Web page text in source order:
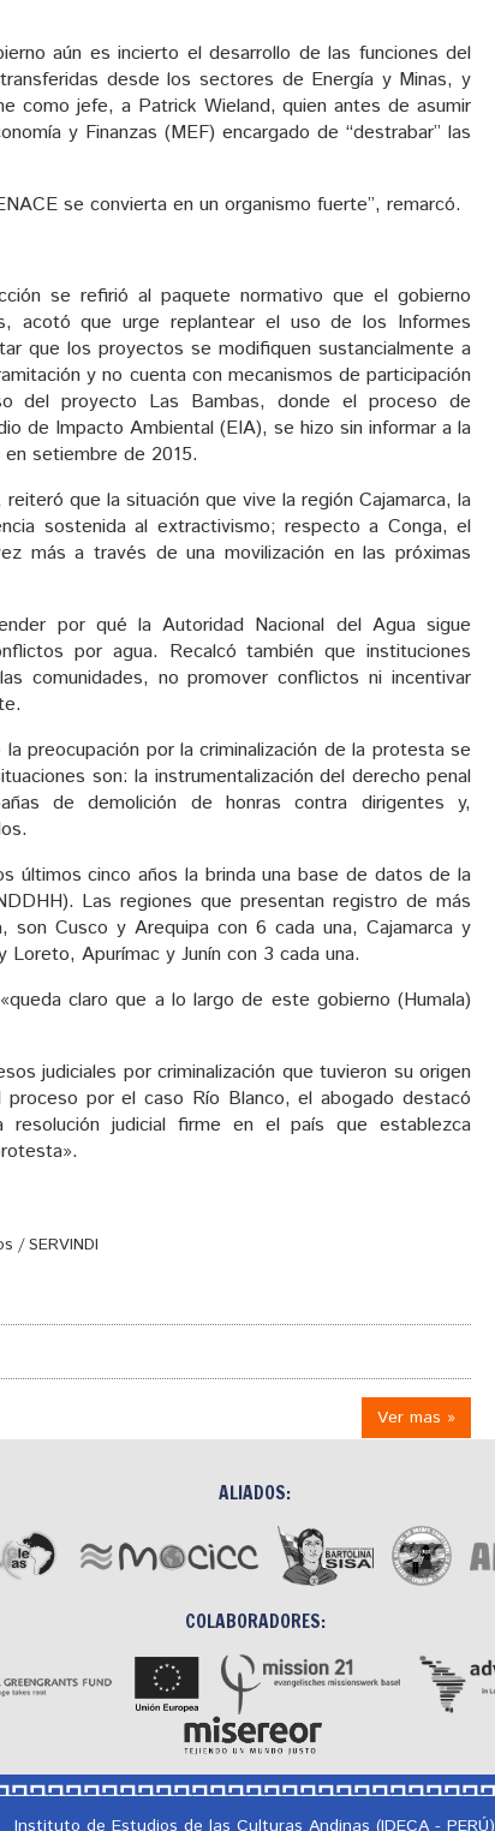
aún es incierto el desarrollo de las funciones del
desde los sectores de Energía y Minas, y
como jefe, a Patrick Wieland, quien antes de asumir
y Finanzas (MEF) encargado de “destrabar” las
se convierta en un organismo fuerte”, remarcó.
se refirió al paquete normativo que el gobierno
acotó que urge replantear el uso de los Informes
que los proyectos se modifiquen sustancialmente a
y no cuenta con mecanismos de participación
del proyecto Las Bambas, donde el proceso de
de Impacto Ambiental (EIA), se hizo sin informar a la
setiembre de 2015.
que la situación que vive la región Cajamarca, la
sostenida al extractivismo; respecto a Conga, el
más a través de una movilización en las próximas
por qué la Autoridad Nacional del Agua sigue
por agua. Recalcó también que instituciones
comunidades, no promover conflictos ni incentivar
preocupación por la criminalización de la protesta se
son: la instrumentalización del derecho penal
de demolición de honras contra dirigentes y,
últimos cinco años la brinda una base de datos de la
Las regiones que presentan registro de más
son Cusco y Arequipa con 6 cada una, Cajamarca y
Apurímac y Junín con 3 cada una.
claro que a lo largo de este gobierno (Humala)
judiciales por criminalización que tuvieron su origen
por el caso Río Blanco, el abogado destacó
judicial firme en el país que establezca
/ SERVINDI
Ver mas »
ALIADOS:
COLABORADORES:
Instituto de Estudios de las Culturas Andinas (IDECA - PERÚ)